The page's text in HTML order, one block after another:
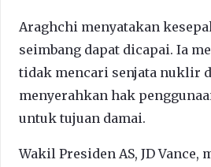
Araghchi menyatakan
seimbang dapat dicapai. Ia
tidak mencari senjata nuklir
menyerahkan hak
untuk tujuan damai.
Wakil Presiden AS, JD Vance,